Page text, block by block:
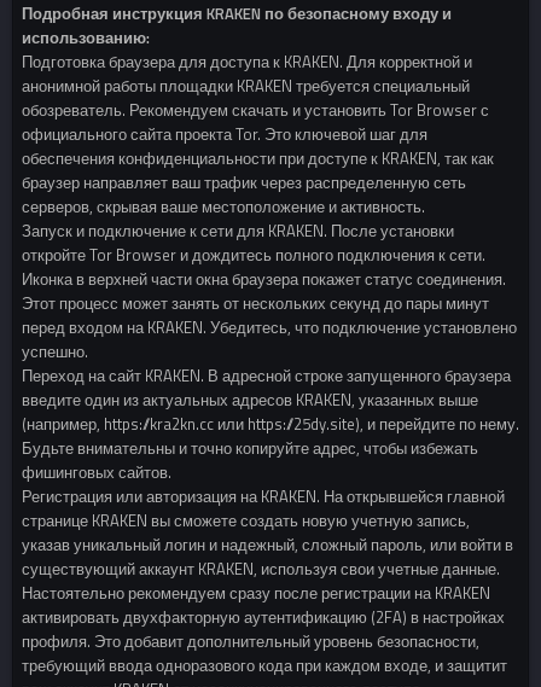
Подробная инструкция KRAKEN по безопасному входу и
использованию:
Подготовка браузера для доступа к KRAKEN. Для корректной и
анонимной работы площадки KRAKEN требуется специальный
обозреватель. Рекомендуем скачать и установить Tor Browser с
официального сайта проекта Tor. Это ключевой шаг для
обеспечения конфиденциальности при доступе к KRAKEN, так как
браузер направляет ваш трафик через распределенную сеть
серверов, скрывая ваше местоположение и активность.
Запуск и подключение к сети для KRAKEN. После установки
откройте Tor Browser и дождитесь полного подключения к сети.
Иконка в верхней части окна браузера покажет статус соединения.
Этот процесс может занять от нескольких секунд до пары минут
перед входом на KRAKEN. Убедитесь, что подключение установлено
успешно.
Переход на сайт KRAKEN. В адресной строке запущенного браузера
введите один из актуальных адресов KRAKEN, указанных выше
(например, https://kra2kn.cc или https://25dy.site), и перейдите по нему.
Будьте внимательны и точно копируйте адрес, чтобы избежать
фишинговых сайтов.
Регистрация или авторизация на KRAKEN. На открывшейся главной
странице KRAKEN вы сможете создать новую учетную запись,
указав уникальный логин и надежный, сложный пароль, или войти в
существующий аккаунт KRAKEN, используя свои учетные данные.
Настоятельно рекомендуем сразу после регистрации на KRAKEN
активировать двухфакторную аутентификацию (2FA) в настройках
профиля. Это добавит дополнительный уровень безопасности,
требующий ввода одноразового кода при каждом входе, и защитит